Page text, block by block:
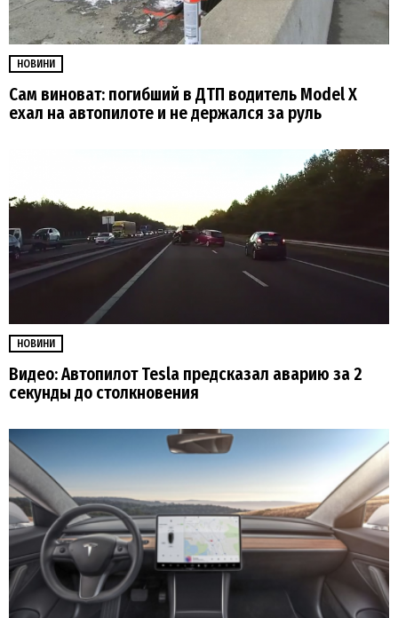
НОВИНИ
Сам виноват: погибший в ДТП водитель Model X
ехал на автопилоте и не держался за руль
НОВИНИ
Видео: Автопилот Tesla предсказал аварию за 2
секунды до столкновения